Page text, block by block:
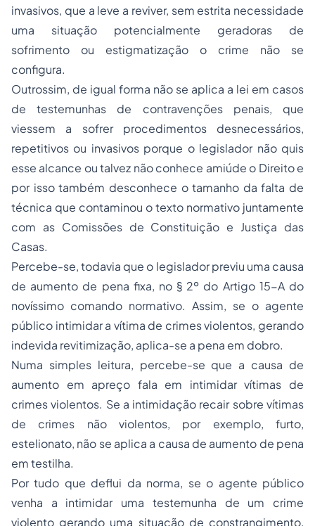
invasivos, que a leve a reviver, sem estrita necessidade
uma situação potencialmente geradoras de
sofrimento ou estigmatização o crime não se
configura.
Outrossim, de igual forma não se aplica a lei em casos
de testemunhas de contravenções penais, que
viessem a sofrer procedimentos desnecessários,
repetitivos ou invasivos porque o legislador não quis
esse alcance ou talvez não conhece amiúde o Direito e
por isso também desconhece o tamanho da falta de
técnica que contaminou o texto normativo juntamente
com as Comissões de Constituição e Justiça das
Casas.
Percebe-se, todavia que o legislador previu uma causa
de aumento de pena fixa, no § 2º do Artigo 15-A do
novíssimo comando normativo. Assim, se o agente
público intimidar a vítima de crimes violentos, gerando
indevida revitimização, aplica-se a pena em dobro.
Numa simples leitura, percebe-se que a causa de
aumento em apreço fala em intimidar vítimas de
crimes violentos. Se a intimidação recair sobre vítimas
de crimes não violentos, por exemplo, furto,
estelionato, não se aplica a causa de aumento de pena
em testilha.
Por tudo que deflui da norma, se o agente público
venha a intimidar uma testemunha de um crime
violento gerando uma situação de constrangimento,